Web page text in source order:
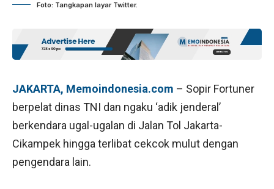
Foto: Tangkapan layar Twitter.
JAKARTA, Memoindonesia.com – Sopir Fortuner
berpelat dinas TNI dan ngaku ‘adik jenderal’
berkendara ugal-ugalan di Jalan Tol Jakarta-
Cikampek hingga terlibat cekcok mulut dengan
pengendara lain.